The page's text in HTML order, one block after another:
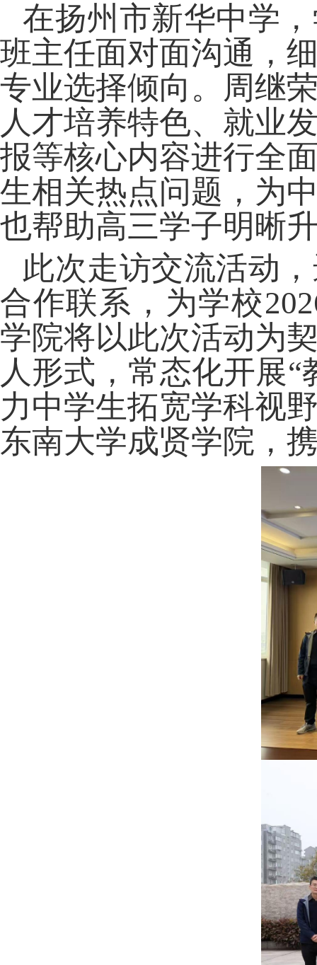
在扬州市新华中学
班主任面对面沟通，
专业选择倾向。周继
人才培养特色、就业
报等核心内容进行全
生相关热点问题，为
也帮助高三学子明晰
此次走访交流活动
合作联系，为学校
学院将以此次活动为
人形式，常态化开展
力中学生拓宽学科视
东南大学成贤学院，